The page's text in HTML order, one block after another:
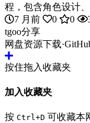
程，包含角色设计
7 月前
0 0
tgoo分享
网盘资源下载
按住拖入收藏夹
加入收藏夹
按 Ctrl+D 可收藏本